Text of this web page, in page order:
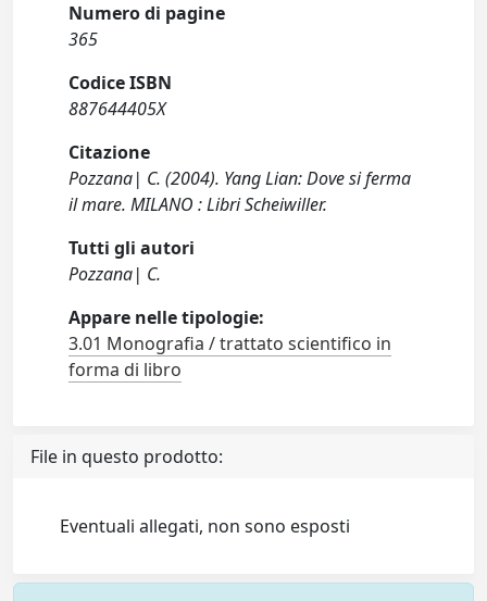
Numero di pagine
365
Codice ISBN
887644405X
Citazione
Pozzana| C. (2004). Yang Lian: Dove si ferma
il mare. MILANO : Libri Scheiwiller.
Tutti gli autori
Pozzana| C.
Appare nelle tipologie:
3.01 Monografia / trattato scientifico in
forma di libro
File in questo prodotto:
Eventuali allegati, non sono esposti